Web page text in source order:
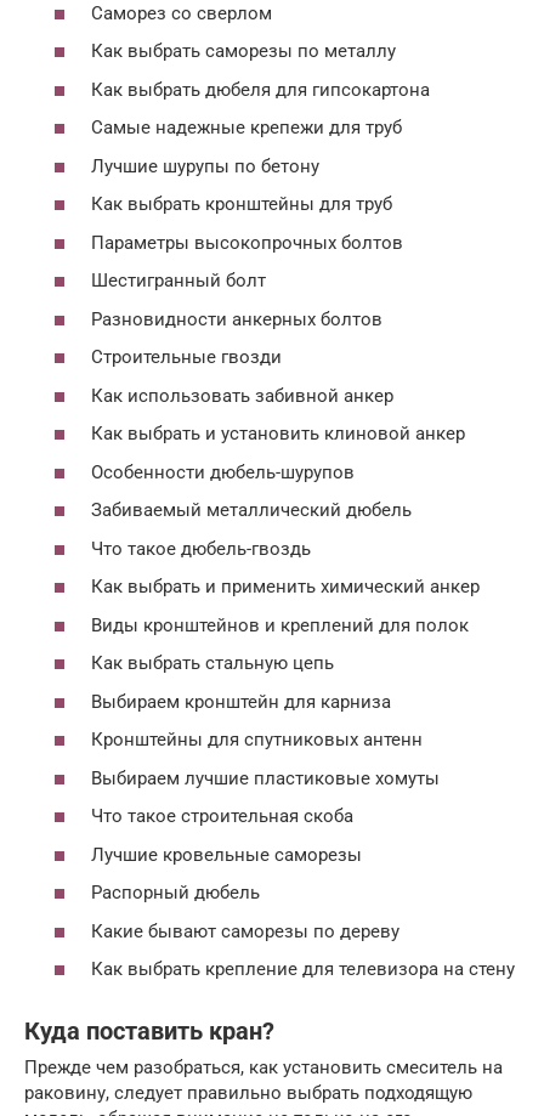
Саморез со сверлом
Как выбрать саморезы по металлу
Как выбрать дюбеля для гипсокартона
Самые надежные крепежи для труб
Лучшие шурупы по бетону
Как выбрать кронштейны для труб
Параметры высокопрочных болтов
Шестигранный болт
Разновидности анкерных болтов
Строительные гвозди
Как использовать забивной анкер
Как выбрать и установить клиновой анкер
Особенности дюбель-шурупов
Забиваемый металлический дюбель
Что такое дюбель-гвоздь
Как выбрать и применить химический анкер
Виды кронштейнов и креплений для полок
Как выбрать стальную цепь
Выбираем кронштейн для карниза
Кронштейны для спутниковых антенн
Выбираем лучшие пластиковые хомуты
Что такое строительная скоба
Лучшие кровельные саморезы
Распорный дюбель
Какие бывают саморезы по дереву
Как выбрать крепление для телевизора на стену
Куда поставить кран?
Прежде чем разобраться, как установить смеситель на
раковину, следует правильно выбрать подходящую